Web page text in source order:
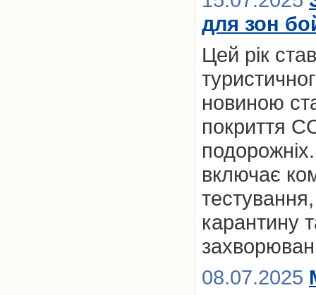
для зон
Цей рік
новиною
покриття
включає
карантину
08.07.2025